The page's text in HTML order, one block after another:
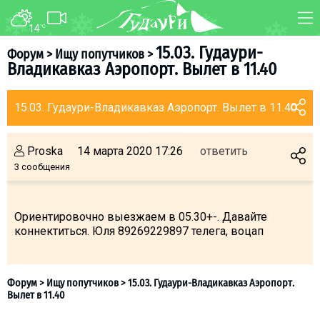
14°C
Форум>Ищу попутчиков>15.03. Гудаури-
Владикавказ Аэропорт. Вылет в 11.40
15.03. Гудаури-Владикавказ Аэропорт. Вылет в 11.40
Proska
3 сообщения
14 марта 2020 17:26 ответить
Ориентировочно выезжаем в 05.30+-. Давайте
коннектиться. Юля 89269229897 телега, воцап
ФОРУМ КАРТА
WEBCAM
ТРАНСФЕР
О курорте
Схема трасс
Инструкторы
Прокат
Развлечения